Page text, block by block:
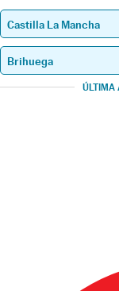
ÚLTIMA